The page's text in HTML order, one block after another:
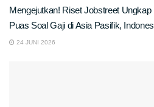
Mengejutkan! Riset Jobstreet
Puas Soal Gaji di Asia Pasifik,
24 JUNI 2026